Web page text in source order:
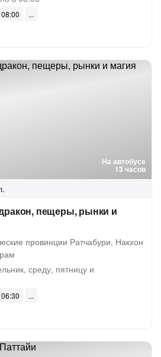
08:00
На автобусе
13 часов
пещеры, рынки и
провинции Ратчабури, Накхон
среду, пятницу и
06:30